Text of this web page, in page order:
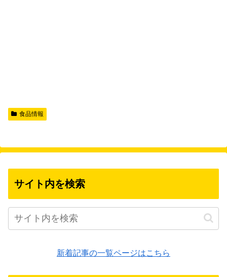
食品情報
サイト内を検索
新着記事の一覧ページはこちら